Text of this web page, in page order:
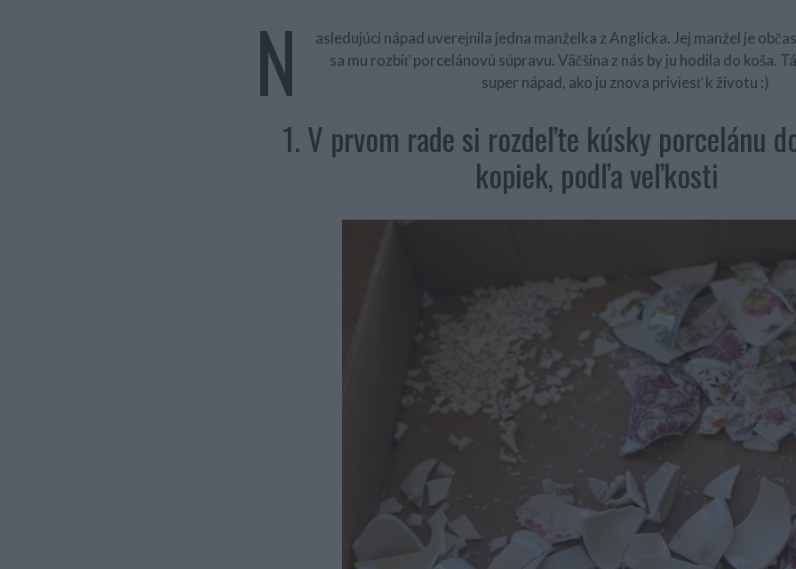
N
asledujúci nápad uverejnila jedna manželka z Anglicka. Jej manžel je
sa mu rozbiť porcelánovú súpravu. Väčšina z nás by ju hodila do koša.
super nápad, ako ju znova priviesť k životu :)
1. V prvom rade si rozdeľte kúsky porcelánu
kopiek, podľa veľkosti